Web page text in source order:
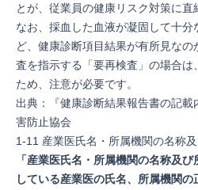
とが、従業員の健康リスク対策に直
なお、採血した血液が凝固して十
ど、健康診断項目結果が有所見な
査を指示する「要再検査」の場合
ため、注意が必要です。
出典：『健康診断結果報告書の記載
害防止協会
1-11 産業医氏名・所属機関の名称
「産業医氏名・所属機関の名称及
している産業医の氏名、所属機関